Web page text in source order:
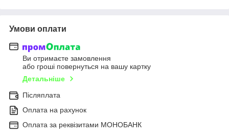
Умови оплати
Ви отримаєте замовлення
або гроші повернуться на вашу картку
Детальніше
Післяплата
Оплата на рахунок
Оплата за реквізитами МОНОБАНК